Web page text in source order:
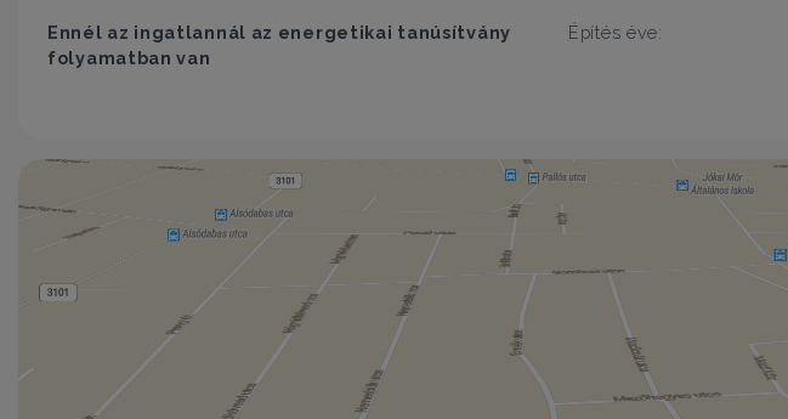
Ennél az ingatlannál az energetikai tanúsítvány
folyamatban van
Építés éve: